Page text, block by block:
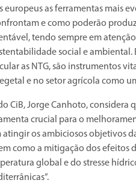
europeus as ferramentas mais
e como poderão
tendo sempre em
social e ambiental.
as NTG, são instrumentos
e no setor agrícola como
CiB, Jorge Canhoto, considera
crucial para o
atingir os ambiciosos objetivos
como a mitigação dos efeitos
global e do stresse